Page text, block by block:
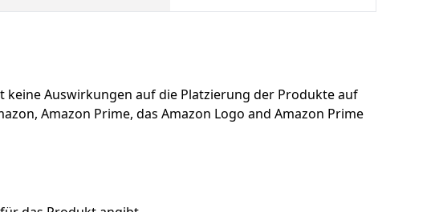
keine Auswirkungen auf die Platzierung der Produkte auf
Amazon Prime, das Amazon Logo and Amazon Prime